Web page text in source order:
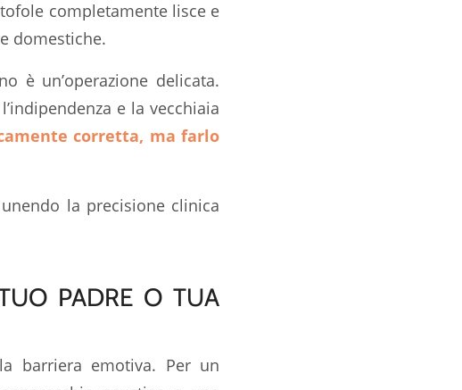
completamente lisce e
domestiche.
è un’operazione delicata.
e la vecchiaia
corretta, ma farlo
la precisione clinica
PADRE O TUA
barriera emotiva. Per un